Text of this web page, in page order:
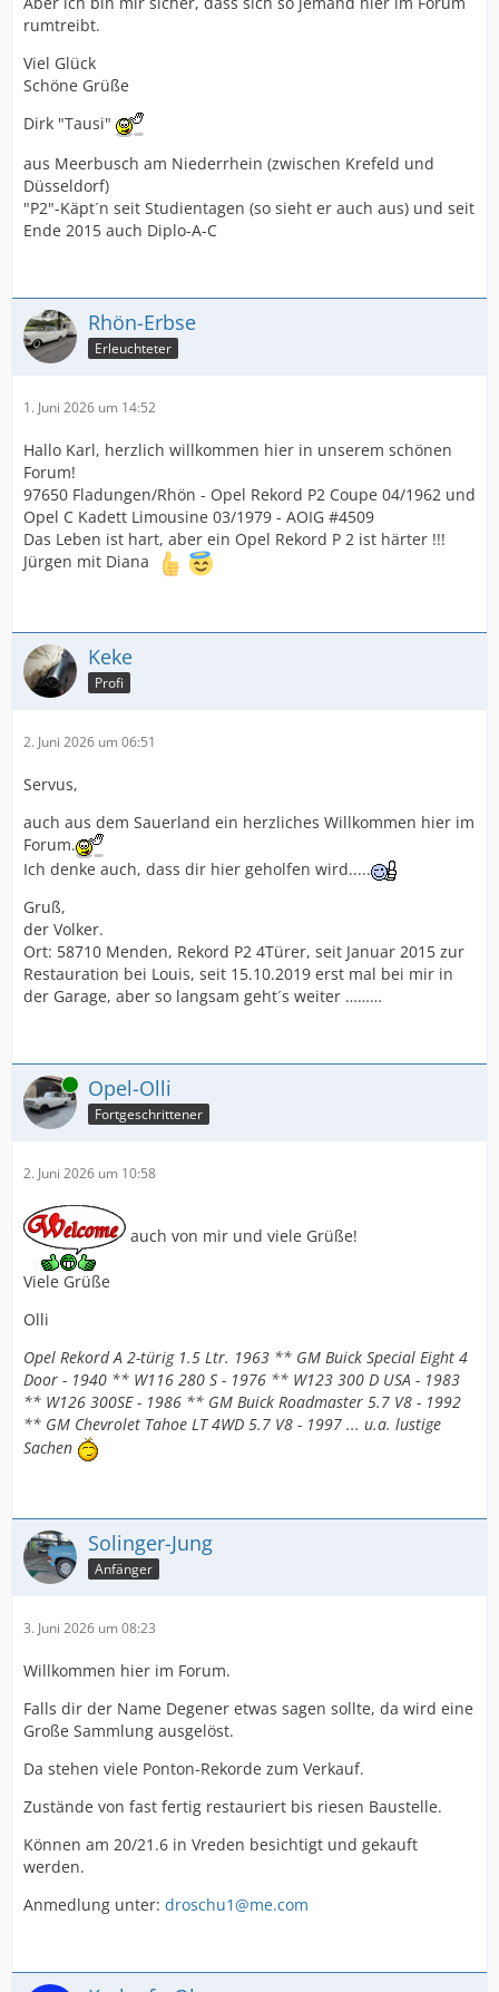
rumtreibt.
Viel Glück
Schöne Grüße
Dirk "Tausi"
aus Meerbusch am Niederrhein (zwischen Krefeld und
Düsseldorf)
"P2"-Käpt´n seit Studientagen (so sieht er auch aus) und seit
Ende 2015 auch Diplo-A-C
Rhön-Erbse
Erleuchteter
1. Juni 2026 um 14:52
Hallo Karl, herzlich willkommen hier in unserem schönen
Forum!
97650 Fladungen/Rhön - Opel Rekord P2 Coupe 04/1962 und
Opel C Kadett Limousine 03/1979 - AOIG #4509
Das Leben ist hart, aber ein Opel Rekord P 2 ist härter !!!
Jürgen mit Diana
Keke
Profi
2. Juni 2026 um 06:51
Servus,
auch aus dem Sauerland ein herzliches Willkommen hier im
Forum.
Ich denke auch, dass dir hier geholfen wird.....
Gruß,
der Volker.
Ort: 58710 Menden, Rekord P2 4Türer, seit Januar 2015 zur
Restauration bei Louis, seit 15.10.2019 erst mal bei mir in
der Garage, aber so langsam geht´s weiter ………
Online Opel-Olli
Fortgeschrittener
2. Juni 2026 um 10:58
auch von mir und viele Grüße!
Viele Grüße
Olli
Opel Rekord A 2-türig 1.5 Ltr. 1963 ** GM Buick Special Eight 4
Door - 1940 ** W116 280 S - 1976 ** W123 300 D USA - 1983
** W126 300SE - 1986 ** GM Buick Roadmaster 5.7 V8 - 1992
** GM Chevrolet Tahoe LT 4WD 5.7 V8 - 1997 ... u.a. lustige
Sachen
Solinger-Jung
Anfänger
3. Juni 2026 um 08:23
Willkommen hier im Forum.
Falls dir der Name Degener etwas sagen sollte, da wird eine
Große Sammlung ausgelöst.
Da stehen viele Ponton-Rekorde zum Verkauf.
Zustände von fast fertig restauriert bis riesen Baustelle.
Können am 20/21.6 in Vreden besichtigt und gekauft
werden.
Anmedlung unter: droschu1@me.com